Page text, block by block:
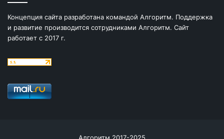
Концепция сайта разработана командой Алгоритм. Поддержка
и развитие производится сотрудниками Алгоритм. Сайт
работает с 2017 г.